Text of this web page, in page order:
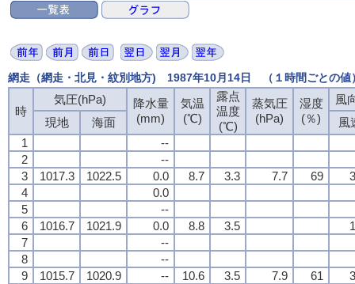
網走（網走・北見・紋別地方) 1987年10月14日 （１時間ごとの値
時
気圧(hPa)
降水量
(mm)
気温
(℃)
露点
温度
(℃)
蒸気圧
(hPa)
湿度
(％)
風
現地
海面
風
1
--
2
--
3
1017.3 1022.5 0.0 8.7 3.3 7.7 69
4
0.0
5
--
6
1016.7 1021.9 0.0 8.8 3.5
7
--
8
--
9
1015.7 1020.9 -- 10.6 3.5 7.9 61